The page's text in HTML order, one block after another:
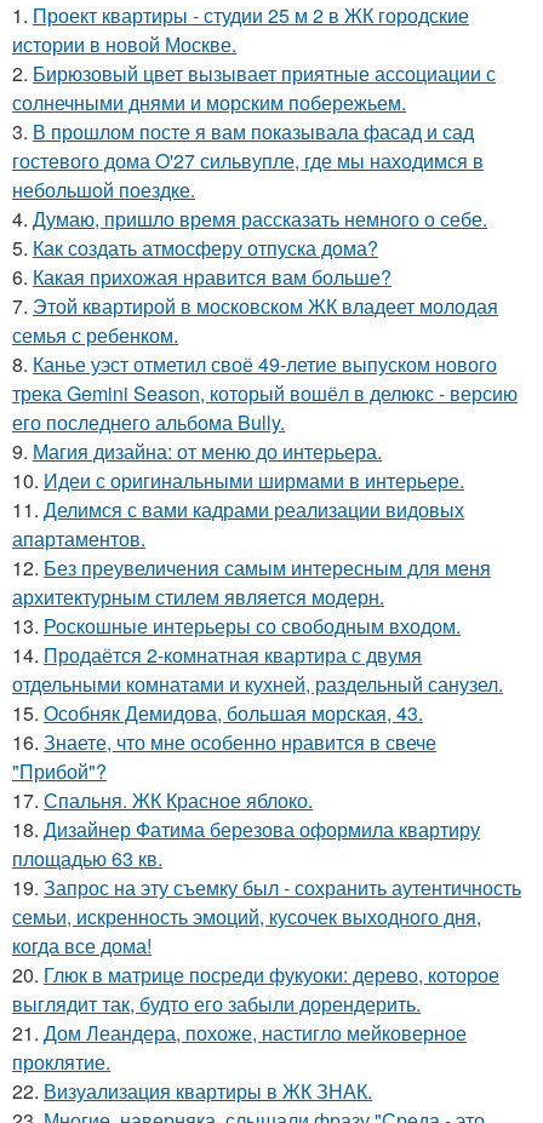
1. Проект квартиры - студии 25 м 2 в ЖК городские
истории в новой Москве.
2. Бирюзовый цвет вызывает приятные ассоциации с
солнечными днями и морским побережьем.
3. В прошлом посте я вам показывала фасад и сад
гостевого дома O'27 сильвупле, где мы находимся в
небольшой поездке.
4. Думаю, пришло время рассказать немного о себе.
5. Как создать атмосферу отпуска дома?
6. Какая прихожая нравится вам больше?
7. Этой квартирой в московском ЖК владеет молодая
семья с ребенком.
8. Канье уэст отметил своё 49-летие выпуском нового
трека Gemini Season, который вошёл в делюкс - версию
его последнего альбома Bully.
9. Магия дизайна: от меню до интерьера.
10. Идеи с оригинальными ширмами в интерьере.
11. Делимся с вами кадрами реализации видовых
апартаментов.
12. Без преувеличения самым интересным для меня
архитектурным стилем является модерн.
13. Роскошные интерьеры со свободным входом.
14. Продаётся 2-комнатная квартира с двумя
отдельными комнатами и кухней, раздельный санузел.
15. Особняк Демидова, большая морская, 43.
16. Знаете, что мне особенно нравится в свече
"Прибой"?
17. Спальня. ЖК Красное яблоко.
18. Дизайнер Фатима березова оформила квартиру
площадью 63 кв.
19. Запрос на эту съемку был - сохранить аутентичность
семьи, искренность эмоций, кусочек выходного дня,
когда все дома!
20. Глюк в матрице посреди фукуоки: дерево, которое
выглядит так, будто его забыли дорендерить.
21. Дом Леандера, похоже, настигло мейковерное
проклятие.
22. Визуализация квартиры в ЖК ЗНАК.